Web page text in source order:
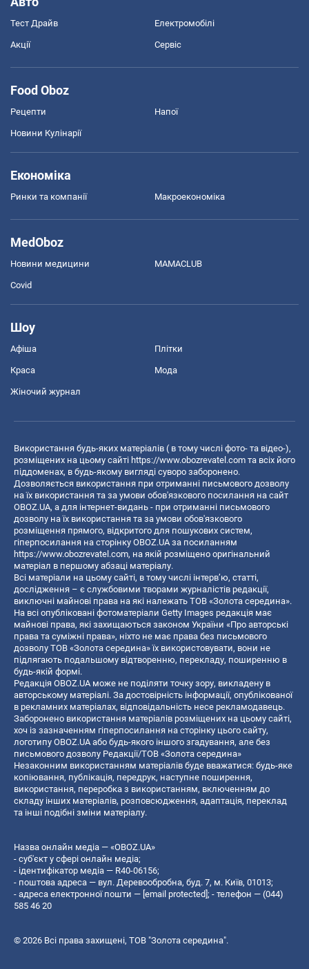
Тест Драйв Електромобілі
Акції Сервіс
Food Oboz
Рецепти Напої
Новини Кулінарії
Економіка
Ринки та компанії Макроекономіка
MedOboz
Новини медицини MAMACLUB
Covid
Шоу
Афіша Плітки
Краса Мода
Жіночий журнал
Використання будь-яких матеріалів ( в тому числі фото- та відео-),
розміщених на цьому сайті https://www.obozrevatel.com та всіх його
піддоменах, в будь-якому вигляді суворо заборонено.
Дозволяється використання при отриманні письмового дозволу
на їх використання та за умови обов'язкового посилання на сайт
OBOZ.UA, а для інтернет-видань - при отриманні письмового
дозволу на їх використання та за умови обов'язкового
розміщення прямого, відкритого для пошукових систем,
гіперпосилання на сторінку OBOZ.UA за посиланням
https://www.obozrevatel.com, на якій розміщено оригінальний
матеріал в першому абзаці матеріалу.
Всі матеріали на цьому сайті, в тому числі інтерв’ю, статті,
дослідження – є службовими творами журналістів редакції,
виключні майнові права на які належать ТОВ «Золота середина».
На всі опубліковані фотоматеріали Getty Images редакція має
майнові права, які захищаються законом України «Про авторські
права та суміжні права», ніхто не має права без письмового
дозволу ТОВ «Золота середина» їх використовувати, вони не
підлягають подальшому відтворенню, перекладу, поширенню в
будь-якій формі.
Редакція OBOZ.UA може не поділяти точку зору, викладену в
авторському матеріалі. За достовірність інформації, опублікованої
в рекламних матеріалах, відповідальність несе рекламодавець.
Заборонено використання матеріалів розміщених на цьому сайті,
хоч із зазначенням гіперпосилання на сторінку цього сайту,
логотипу OBOZ.UA або будь-якого іншого згадування, але без
письмового дозволу Редакції/ТОВ «Золота середина»
Незаконним використанням матеріалів буде вважатися: будь-яке
копiювання, публiкацiя, передрук, наступне поширення,
використання, переробка з використанням, включенням до
складу інших матеріалів, розповсюдження, адаптація, переклад
та інші подібні зміни матеріалу.
Назва онлайн медіа — «OBOZ.UA»
- суб'єкт у сфері онлайн медіа;
- ідентифікатор медіа — R40-06156;
- поштова адреса — вул. Деревообробна, буд. 7, м. Київ, 01013;
- адреса електронної пошти — [email protected] ; - телефон — (044)
585 46 20
© 2026 Всі права захищені, ТОВ "Золота середина".